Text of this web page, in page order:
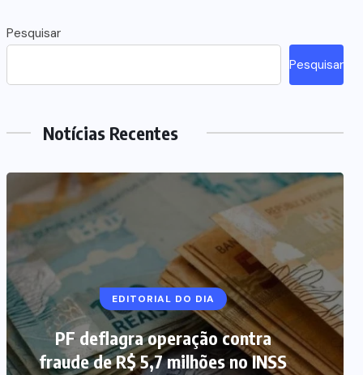
Pesquisar
Pesquisar
Notícias Recentes
EDITORIAL DO DIA
PF deflagra operação contra
fraude de R$ 5,7 milhões no INSS
NOTÍCIAS DO BRASIL
Mega-Sena 3.041 acumula, e
prêmio estimado chega a R$ 165